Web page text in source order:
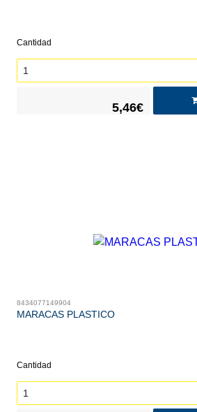
Cantidad
5,46€
8434077149904
MARACAS PLASTICO
Cantidad